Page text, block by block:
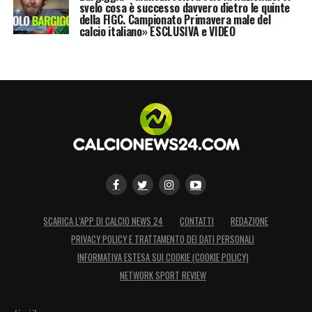
62′ Occasione Macedonia –Bella palla
filtrante di Bardi per Nikolov che a tu per tu
64′ Occasione Austria –
Gregoritsch ben indirizzato verso la porta,
Dimitrievski vola e para.
77′ GOL AUSTRIA –Cross al bacio dalla
Gregoritsc che anticipa tutti, anche il portiere
in uscita, e porta in vantaggio la sua
svelo cosa è successo davvero dietro le quinte
della FIGC. Campionato Primavera male del
calcio italiano» ESCLUSIVA e VIDEO
SCARICA L’APP DI CALCIO NEWS 24 CONTATTI
REDAZIONE
PRIVACY POLICY E TRATTAMENTO DEI DATI PERSONALI
INFORMATIVA ESTESA SUI COOKIE (COOKIE POLICY)
NETWORK SPORT REVIEW